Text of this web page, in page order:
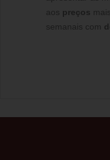
aos preços mais
semanais com